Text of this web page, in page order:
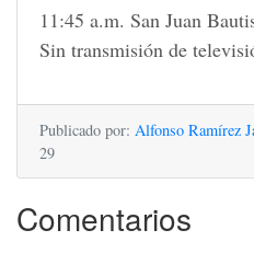
11:45 a.m. San Juan
Sin transmisión de
Publicado por: Alfonso Ramírez
29
Comentarios